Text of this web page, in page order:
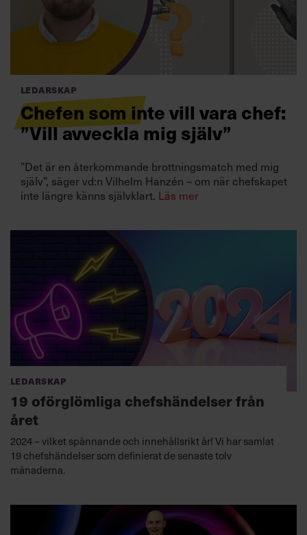
Prenumerera
Villkor och policy för
personuppgiftsbehandling
Ledarskap
Chefen som inte vill vara chef:
”Vill avveckla mig själv”
”Det är en återkommande brottningsmatch med mig
själv”, säger vd:n Vilhelm Hanzén – om när chefskapet
inte längre känns självklart. Läs mer
Ledarskap
19 oförglömliga chefshändelser från
året
2024 – vilket spännande och innehållsrikt år! Vi har samlat
19 chefshändelser som definierat de senaste tolv
månaderna.